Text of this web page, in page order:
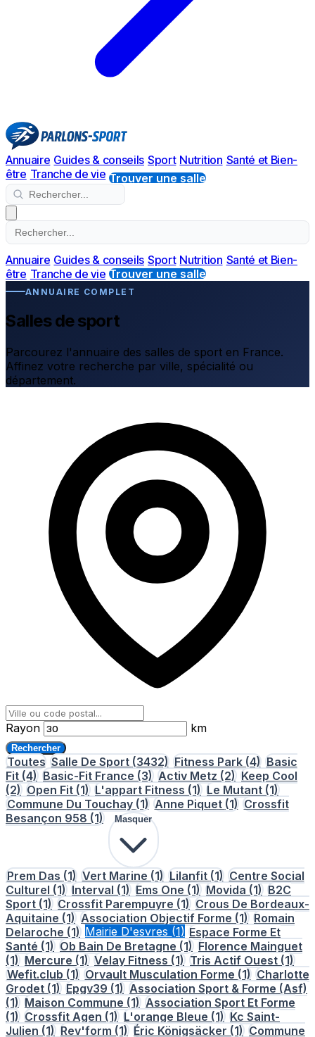
Annuaire Guides & conseils Sport Nutrition Santé et Bien-
être Tranche de vie Trouver une salle
Annuaire Guides & conseils Sport Nutrition Santé et Bien-
être Tranche de vie Trouver une salle
ANNUAIRE COMPLET
Salles de sport
Parcourez l'annuaire des salles de sport en France.
Affinez votre recherche par ville, spécialité ou
département.
Rayon km
Rechercher
Toutes Salle De Sport (3432) Fitness Park (4) Basic
Fit (4) Basic-Fit France (3) Activ Metz (2) Keep Cool
(2) Open Fit (1) L'appart Fitness (1) Le Mutant (1)
Commune Du Touchay (1) Anne Piquet (1) Crossfit
Besançon 958 (1) Masquer
Prem Das (1) Vert Marine (1) Lilanfit (1) Centre Social
Culturel (1) Interval (1) Ems One (1) Movida (1) B2C
Sport (1) Crossfit Parempuyre (1) Crous De Bordeaux-
Aquitaine (1) Association Objectif Forme (1) Romain
Delaroche (1) Mairie D'esvres (1) Espace Forme Et
Santé (1) Ob Bain De Bretagne (1) Florence Mainguet
(1) Mercure (1) Velay Fitness (1) Tris Actif Ouest (1)
Wefit.club (1) Orvault Musculation Forme (1) Charlotte
Grodet (1) Epgv39 (1) Association Sport & Forme (Asf)
(1) Maison Commune (1) Association Sport Et Forme
(1) Crossfit Agen (1) L'orange Bleue (1) Kc Saint-
Julien (1) Rev'form (1) Éric Königsäcker (1) Commune